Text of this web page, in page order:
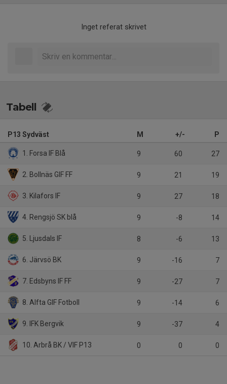
Inget referat skrivet
Tabell
P13 Sydväst M +/- P
1. Forsa IF Blå 9 60 27
2. Bollnäs GIF FF 9 21 19
3. Kilafors IF 9 27 18
4. Rengsjö SK blå 9 -8 14
5. Ljusdals IF 8 -6 13
6. Järvsö BK 9 -16 7
7. Edsbyns IF FF 9 -27 7
8. Alfta GIF Fotboll 9 -14 6
9. IFK Bergvik 9 -37 4
10. Arbrå BK / VIF P13 0 0 0